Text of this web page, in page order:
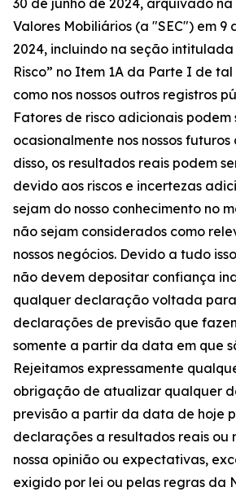
30 de junho de 2024, arquivado na
Valores Mobiliários (a "SEC") em 9
2024, incluindo na seção
Risco” no Item 1A da Parte I de
como nos nossos outros registros
Fatores de risco adicionais
ocasionalmente nos nossos
disso, os resultados reais podem
devido aos riscos e incertezas
sejam do nosso conhecimento no
não sejam considerados como
nossos negócios. Devido a tudo
não devem depositar confiança
qualquer declaração voltada
declarações de previsão que
somente a partir da data em que
Rejeitamos expressamente
obrigação de atualizar qualquer
previsão a partir da data de hoje
declarações a resultados reais ou
nossa opinião ou expectativas,
exigido por lei ou pelas regras da